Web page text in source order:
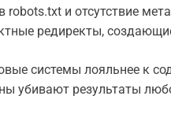
robots.txt и отсутствие
редиректы,
системы лояльнее к
убивают результаты